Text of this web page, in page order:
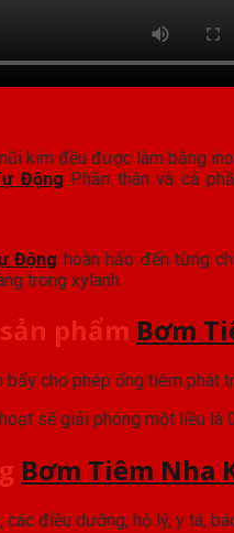
Động Phần thân và cả
Động hoàn hảo đến từng
trong xylanh
phẩm Bơm
cho phép ống tiêm phát
sẽ giải phóng một liều
Bơm Tiêm Nha
điều dưỡng, hộ lý, y tá,